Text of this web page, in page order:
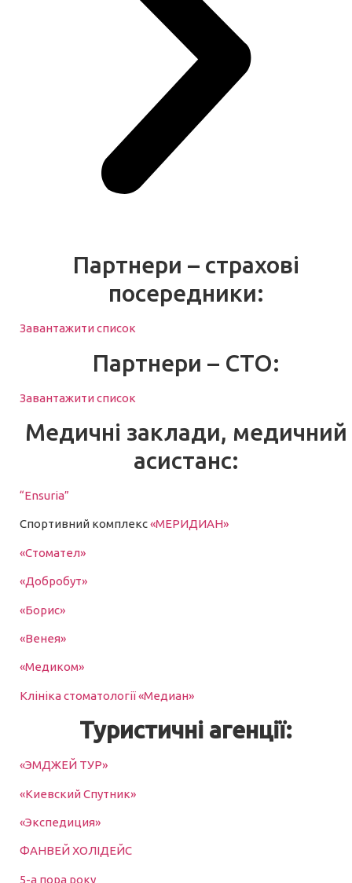
Партнери – страхові
посередники:
Завантажити список
Партнери – СТО:
Завантажити список
Медичні заклади, медичний
асистанс:
“Ensuria”
Спортивний комплекс«МЕРИДИАН»
«Стомател»
«Добробут»
«Борис»
«Венея»
«Медиком»
Клініка стоматології«Медиан»
Туристичні агенції:
«ЭМДЖЕЙ ТУР»
«Киевский Спутник»
«Экспедиция»
ФАНВЕЙ ХОЛІДЕЙС
5-а пора року